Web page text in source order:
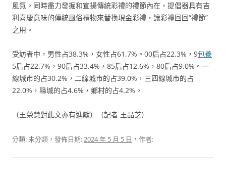
風氣。同時盡力發掘和宣揚傳統彩禮的禮節內在，提倡器具有吉
利喜慶意味的傳統風俗禮物來替換現金彩禮，讓彩禮回回“禮節”
之用。
受訪者中，男性占38.3%，女性占61.7%。00后占22.3%，9包養
5后占22.7%，90后占33.4%，85后占12.6%，80后占9.0%。一
線城市的占30.2%，二線城市的占39.0%，三四線城市的占
22.0%，縣城的占4.6%，鄉村的占4.2%。
（王榮慧對此文亦有進獻）（記者 王品芝）
分類: 未分類，發佈日期:2024 年 5 月 5 日 ，作者: